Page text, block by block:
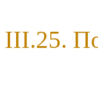
III.25.